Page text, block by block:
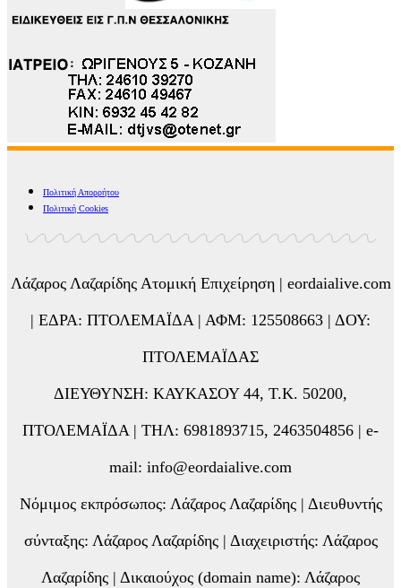
Πολιτική Απορρήτου
Πολιτική Cookies
Λάζαρος Λαζαρίδης Ατομική Επιχείρηση | eordaialive.com
| ΕΔΡΑ: ΠΤΟΛΕΜΑΪΔΑ | ΑΦΜ: 125508663 | ΔΟΥ:
ΠΤΟΛΕΜΑΪΔΑΣ
ΔΙΕΥΘΥΝΣΗ: ΚΑΥΚΑΣΟΥ 44, Τ.Κ. 50200,
ΠΤΟΛΕΜΑΪΔΑ | ΤΗΛ: 6981893715, 2463504856 | e-
mail: info@eordaialive.com
Νόμιμος εκπρόσωπος: Λάζαρος Λαζαρίδης | Διευθυντής
σύνταξης: Λάζαρος Λαζαρίδης | Διαχειριστής: Λάζαρος
Λαζαρίδης | Δικαιούχος (domain name): Λάζαρος